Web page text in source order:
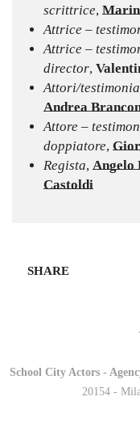
scrittrice,
Attrice –
Attrice –
director,
Attori/
Andrea
Attore –
doppiatore,
Regista, Angelo
Castoldi
SHARE
School City Actors -
20154 -